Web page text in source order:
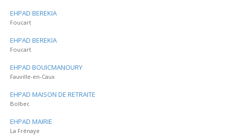
EHPAD BEREKIA
Foucart
EHPAD BEREKIA
Foucart
EHPAD BOUICMANOURY
Fauville-en-Caux
EHPAD MAISON DE RETRAITE
Bolbec
EHPAD MAIRIE
La Frénaye